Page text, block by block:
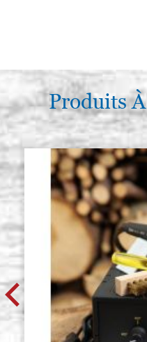
Produits